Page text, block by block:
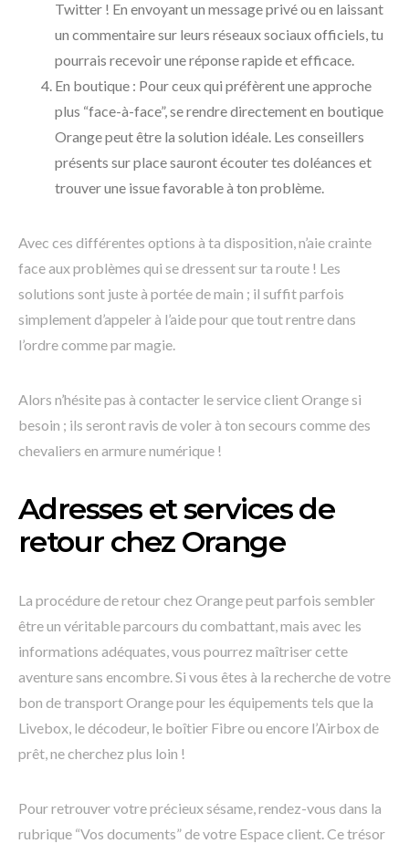
Twitter ! En envoyant un message privé ou en laissant
un commentaire sur leurs réseaux sociaux officiels, tu
pourrais recevoir une réponse rapide et efficace.
En boutique : Pour ceux qui préfèrent une approche
plus “face-à-face”, se rendre directement en boutique
Orange peut être la solution idéale. Les conseillers
présents sur place sauront écouter tes doléances et
trouver une issue favorable à ton problème.
Avec ces différentes options à ta disposition, n’aie crainte
face aux problèmes qui se dressent sur ta route ! Les
solutions sont juste à portée de main ; il suffit parfois
simplement d’appeler à l’aide pour que tout rentre dans
l’ordre comme par magie.
Alors n’hésite pas à contacter le service client Orange si
besoin ; ils seront ravis de voler à ton secours comme des
chevaliers en armure numérique !
Adresses et services de
retour chez Orange
La procédure de retour chez Orange peut parfois sembler
être un véritable parcours du combattant, mais avec les
informations adéquates, vous pourrez maîtriser cette
aventure sans encombre. Si vous êtes à la recherche de votre
bon de transport Orange pour les équipements tels que la
Livebox, le décodeur, le boîtier Fibre ou encore l’Airbox de
prêt, ne cherchez plus loin !
Pour retrouver votre précieux sésame, rendez-vous dans la
rubrique “Vos documents” de votre Espace client. Ce trésor